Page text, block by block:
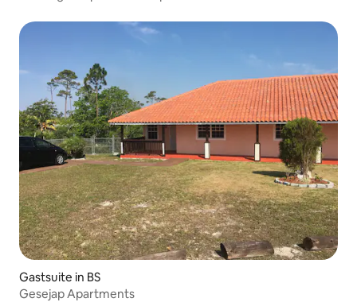
Gastsuite in BS
Gesejap Apartments